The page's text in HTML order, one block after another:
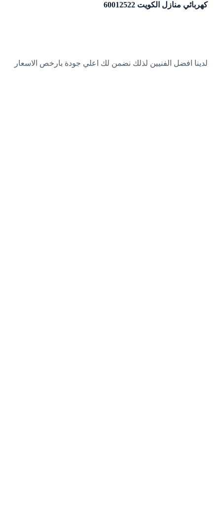
كهربائي منازل الكويت 60012522
لدينا افضل الفنيين لذلك نضمن لك اعلي جودة بارخص الاسعار